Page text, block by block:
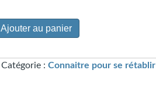
Ajouter au panier
Catégorie : Connaitre pour se rétablir